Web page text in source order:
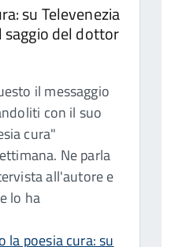
su Televenezia
saggio del dottor
il messaggio
con il suo
cura"
Ne parla
all'autore e
lo ha
la poesia cura: su